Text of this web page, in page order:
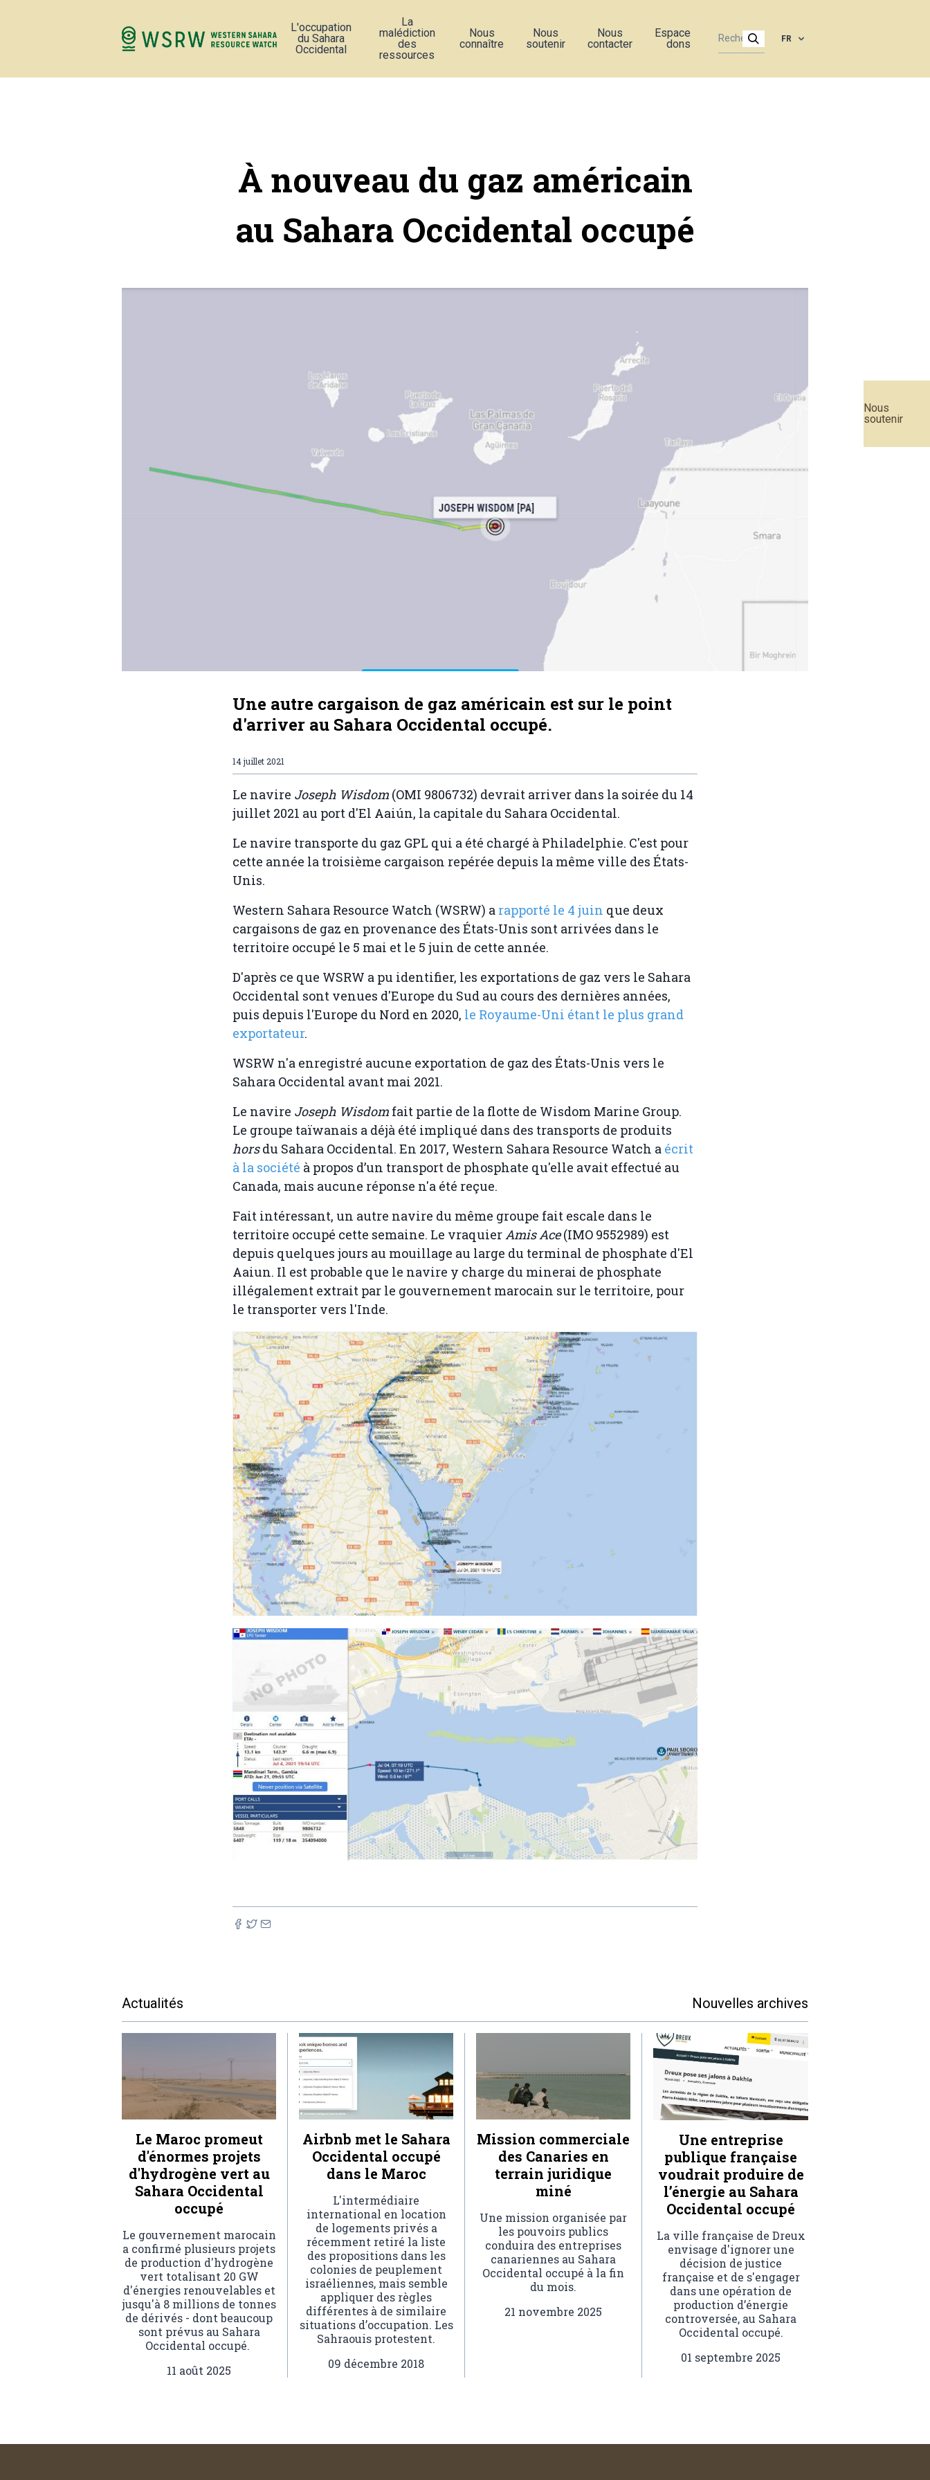
Nous
soutenir
L'occupation
du Sahara
Occidental
La
malédiction
des
ressources
Nous
connaître
Nous
soutenir
Nous
contacter
Espace
dons
FR
À nouveau du gaz américain
au Sahara Occidental occupé
Une autre cargaison de gaz américain est sur le point
d'arriver au Sahara Occidental occupé.
14 juillet 2021
Le navire Joseph Wisdom (OMI 9806732) devrait arriver dans la soirée du 14
juillet 2021 au port d'El Aaiún, la capitale du Sahara Occidental.
Le navire transporte du gaz GPL qui a été chargé à Philadelphie. C'est pour
cette année la troisième cargaison repérée depuis la même ville des États-
Unis.
Western Sahara Resource Watch (WSRW) a rapporté le 4 juin que deux
cargaisons de gaz en provenance des États-Unis sont arrivées dans le
territoire occupé le 5 mai et le 5 juin de cette année.
D'après ce que WSRW a pu identifier, les exportations de gaz vers le Sahara
Occidental sont venues d'Europe du Sud au cours des dernières années,
puis depuis l'Europe du Nord en 2020, le Royaume-Uni étant le plus grand
exportateur.
WSRW n'a enregistré aucune exportation de gaz des États-Unis vers le
Sahara Occidental avant mai 2021.
Le navire Joseph Wisdom fait partie de la flotte de Wisdom Marine Group.
Le groupe taïwanais a déjà été impliqué dans des transports de produits
horsdu Sahara Occidental. En 2017, Western Sahara Resource Watch a écrit
à la société à propos d’un transport de phosphate qu'elle avait effectué au
Canada, mais aucune réponse n'a été reçue.
Fait intéressant, un autre navire du même groupe fait escale dans le
territoire occupé cette semaine. Le vraquierAmis Ace(IMO 9552989) est
depuis quelques jours au mouillage au large du terminal de phosphate d'El
Aaiun. Il est probable que le navire y charge du minerai de phosphate
illégalement extrait par le gouvernement marocain sur le territoire, pour
le transporter vers l'Inde.
Actualités Nouvelles archives
Le Maroc promeut
d'énormes projets
d'hydrogène vert au
Sahara Occidental
occupé
Le gouvernement marocain
a confirmé plusieurs projets
de production d'hydrogène
vert totalisant 20 GW
d'énergies renouvelables et
jusqu'à 8 millions de tonnes
de dérivés - dont beaucoup
sont prévus au Sahara
Occidental occupé.
11 août 2025
Airbnb met le Sahara
Occidental occupé
dans le Maroc
L'intermédiaire
international en location
de logements privés a
récemment retiré la liste
des propositions dans les
colonies de peuplement
israéliennes, mais semble
appliquer des règles
différentes à de similaire
situations d’occupation. Les
Sahraouis protestent.
09 décembre 2018
Mission commerciale
des Canaries en
terrain juridique
miné
Une mission organisée par
les pouvoirs publics
conduira des entreprises
canariennes au Sahara
Occidental occupé à la fin
du mois.
21 novembre 2025
Une entreprise
publique française
voudrait produire de
l’énergie au Sahara
Occidental occupé
La ville française de Dreux
envisage d'ignorer une
décision de justice
française et de s'engager
dans une opération de
production d’énergie
controversée, au Sahara
Occidental occupé.
01 septembre 2025